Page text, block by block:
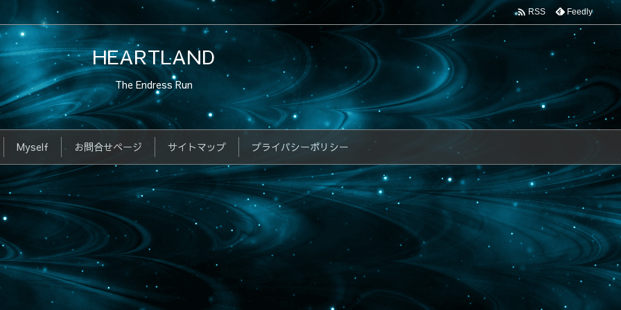
HEARTLAND
The Endress Run
Myself お問合せページ サイトマップ プライバシーポリシー
 RSS Feedly